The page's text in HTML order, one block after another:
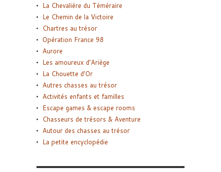
La Chevalière du Téméraire
Le Chemin de la Victoire
Chartres au trésor
Opération France 98
Aurore
Les amoureux d’Ariège
La Chouette d’Or
Autres chasses au trésor
Activités enfants et familles
Escape games & escape rooms
Chasseurs de trésors & Aventure
Autour des chasses au trésor
La petite encyclopédie